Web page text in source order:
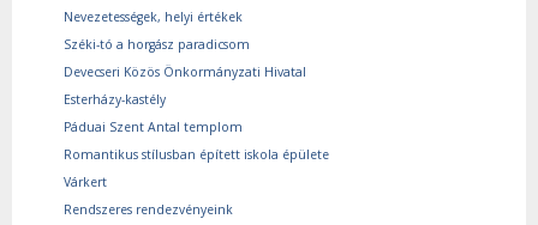
Nevezetességek, helyi értékek
Széki-tó a horgász paradicsom
Devecseri Közös Önkormányzati Hivatal
Esterházy-kastély
Páduai Szent Antal templom
Romantikus stílusban épített iskola épülete
Várkert
Rendszeres rendezvényeink